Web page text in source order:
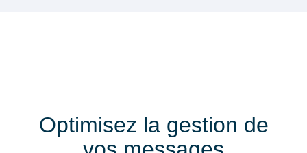
Optimisez la gestion de